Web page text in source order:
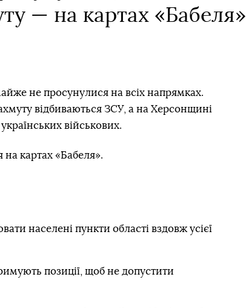
— на картах «Бабеля»
не просунулися на всіх напрямках.
відбиваються ЗСУ, а на Херсонщині
військових.
на картах «Бабеля».
населені пункти області вздовж усієї
позиції, щоб не допустити